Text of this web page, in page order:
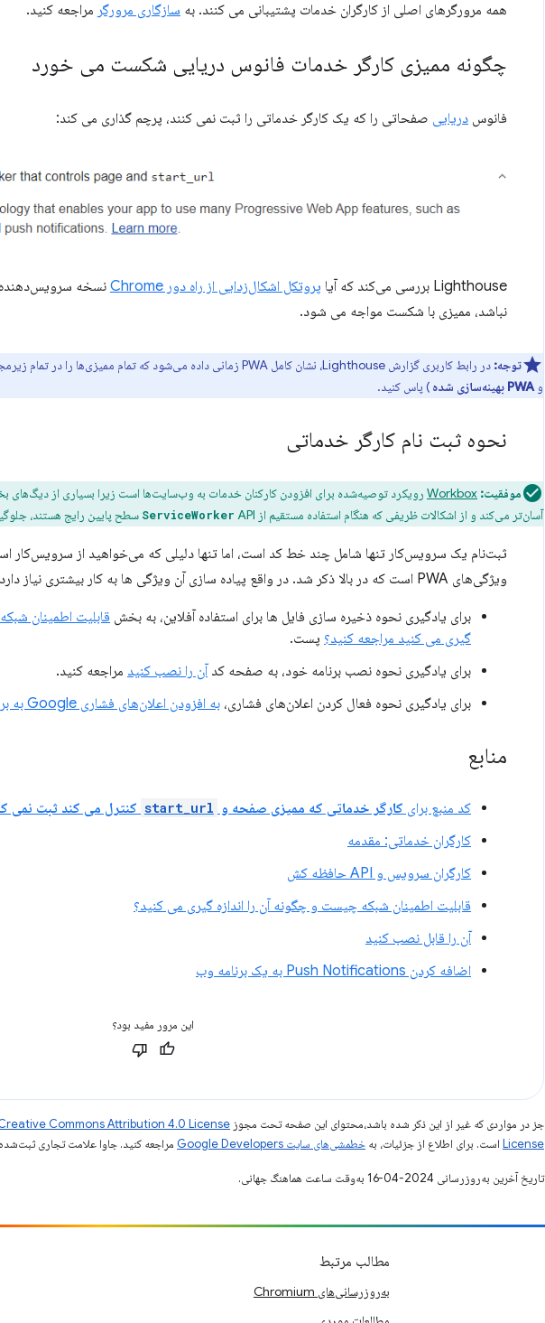
همه مرورگرهای اصلی از کارگران خدمات پشتیبانی می کنند. به سازگاری مرورگر مراجعه کنید.
چگونه ممیزی کارگر خدمات فانوس دریایی شکست می خورد
فانوس دریایی صفحاتی را که یک کارگر خدماتی را ثبت نمی کنند، پرچم گذاری می کند:
Lighthouse بررسی می‌کند که آیا پروتکل اشکال‌زدایی از راه دور Chrome
نسخه سرویس‌دهنده
نباشد، ممیزی با شکست مواجه می شود.
توجه: در رابط کاربری گزارش Lighthouse، نشان کامل PWA زمانی داده می‌شود که تمام ممیزی‌ها را در تمام زیرمجموعه‌های PWA (
وPWA بهینه‌سازی شده ) پاس کنید.
نحوه ثبت نام کارگر خدماتی
موفقیت: Workbox رویکرد توصیه‌شده برای افزودن کارکنان خدمات به وب‌سایت‌ها است زیرا بسیاری از دیگ‌های
آسان‌تر می‌کند و از اشکالات ظریفی که هنگام استفاده مستقیم از
ServiceWorker API سطح پایین رایج هستند، جلوگیری می‌کند.
ثبت‌نام یک سرویس‌کار تنها شامل چند خط کد است، اما تنها دلیلی که می‌خواهید از سرویس‌کار
ویژگی‌های PWA است که در بالا ذکر شد. در واقع پیاده سازی آن ویژگی ها به کار بیشتری نیاز دارد:
برای یادگیری نحوه ذخیره سازی فایل ها برای استفاده آفلاین، به بخش قابلیت اطمینان
گیری می کنید مراجعه کنید؟ پست.
برای یادگیری نحوه نصب برنامه خود، به صفحه کدآن را نصب کنید مراجعه کنید.
برای یادگیری نحوه فعال کردن اعلان‌های فشاری، به افزودن اعلان‌های فشاری Google به برنامه وب
منابع
کد منبع برای کارگر خدماتی که ممیزی صفحه و start_url کنترل می کند ثبت نمی
کارگران خدماتی: مقدمه
کارگران سرویس و API حافظه کش
قابلیت اطمینان شبکه چیست و چگونه آن را اندازه گیری می کنید؟
آن را قابل نصب کنید
اضافه کردن Push Notifications به یک برنامه وب
این مرور مفید بود؟
جز در مواردی که غیر از این ذکر شده باشد،‌محتوای این صفحه تحت مجوز Commons Attribution 4.0 License
License است. برای اطلاع از جزئیات، به خطمشی‌های سایت Google Developers‏ مراجعه کنید. جاوا علامت تجاری ثبت‌شده Oracle و/یا شرکت‌های وابسته به آن است.
تاریخ آخرین به‌روزرسانی 2024-04-16 به‌وقت ساعت هماهنگ جهانی.
مطالب مرتبط
به‌روزرسانی‌های Chromium